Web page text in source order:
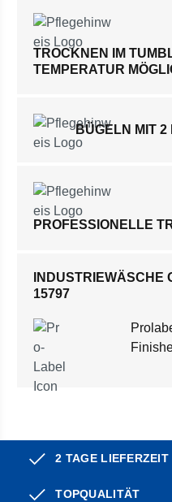
TROCKNEN IM
TEMPERATUR
BÜGELN MIT 2
PROFESSIONELLE
INDUSTRIEWÄSCHE
15797
2 TAGE LIEFERZEIT
TOPQUALITÄT